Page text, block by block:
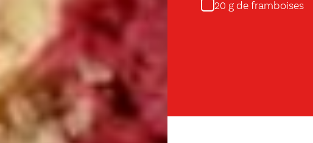
20 g de framboises